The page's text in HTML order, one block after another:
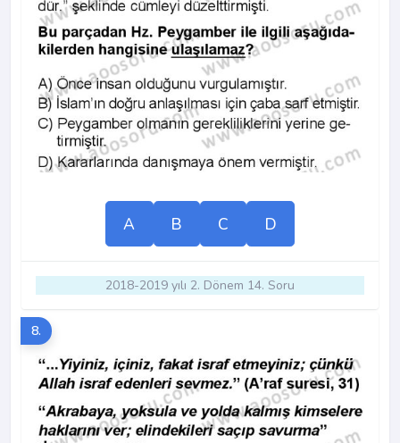
A B C D
2018-2019 yılı 2. Dönem 14. Soru
8.